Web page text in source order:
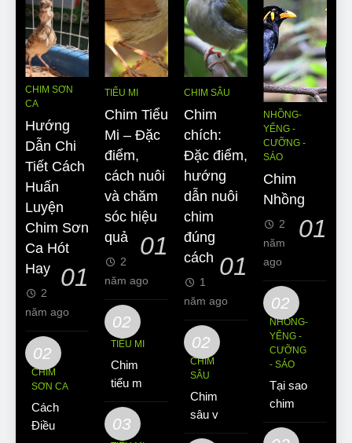
CHIM SƠN
CA
Hướng
Dẫn Chi
Tiết Cách
Huấn
Luyện
Chim Sơn
Ca Hót
Hay
01
2
năm ago
02
CHIM
SƠN CA
Cách
Điều Trị
TIỂU MI
Chim Tiểu
Mi – Đặc
điểm,
cách nuôi
và chăm
sóc hiệu
quả
01
2
năm ago
02
TIỂU MI
Chim
tiểu mi
ăn gì?
Kinh
nghiệm
03
CHIM SÂU
Chim
chích:
Đặc điểm,
hướng
dẫn nuôi
chim
đúng
cách 01
1
năm ago
02
CHIM
SÂU
Chim
sâu và
những
NHỒNG-
YỂNG -
CƯỠNG -
SÁO
Chim
Nhồng
01
2
năm
ago
02
NHỒNG-
YỂNG -
CƯỠNG
- SÁO
Tại sao
chim
Sáo lại
được